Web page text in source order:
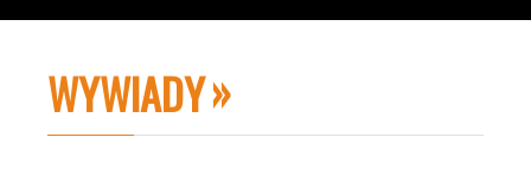
WYWIADY